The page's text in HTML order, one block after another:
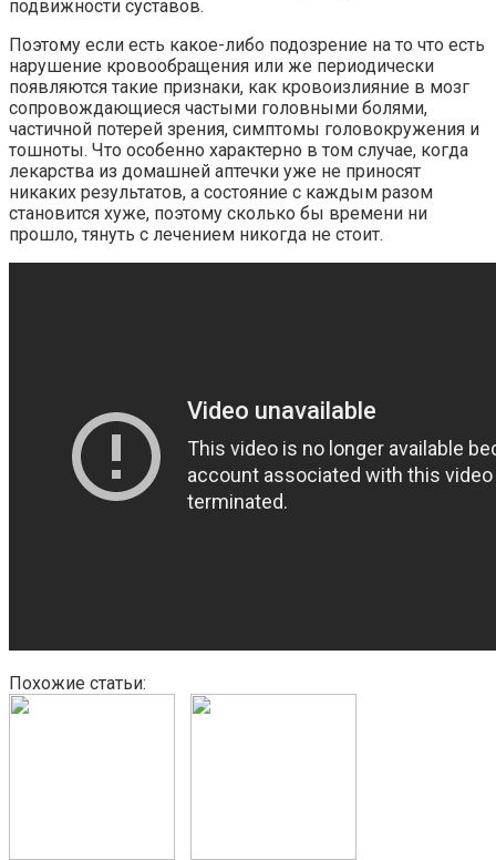
подвижности суставов.
Поэтому если есть какое-либо подозрение на то что есть
нарушение кровообращения или же периодически
появляются такие признаки, как кровоизлияние в мозг
сопровождающиеся частыми головными болями,
частичной потерей зрения, симптомы головокружения и
тошноты. Что особенно характерно в том случае, когда
лекарства из домашней аптечки уже не приносят
никаких результатов, а состояние с каждым разом
становится хуже, поэтому сколько бы времени ни
прошло, тянуть с лечением никогда не стоит.
Похожие статьи: